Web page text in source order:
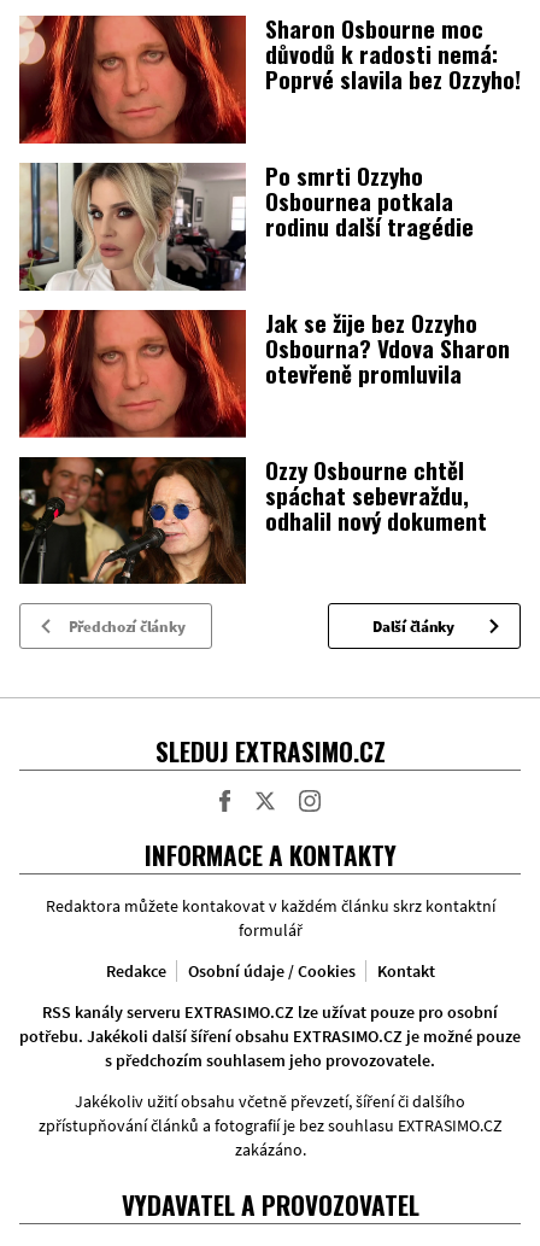
Sharon Osbourne moc
důvodů k radosti nemá:
Poprvé slavila bez Ozzyho!
Po smrti Ozzyho
Osbournea potkala
rodinu další tragédie
Jak se žije bez Ozzyho
Osbourna? Vdova Sharon
otevřeně promluvila
Ozzy Osbourne chtěl
spáchat sebevraždu,
odhalil nový dokument
Předchozí články Další články
SLEDUJ EXTRASIMO.CZ
INFORMACE A KONTAKTY
Redaktora můžete kontakovat v každém článku skrz kontaktní
formulář
Redakce
Osobní údaje / Cookies
Kontakt
RSS kanály serveru EXTRASIMO.CZ lze užívat pouze pro osobní
potřebu. Jakékoli další šíření obsahu EXTRASIMO.CZ je možné pouze
s předchozím souhlasem jeho provozovatele.
Jakékoliv užití obsahu včetně převzetí, šíření či dalšího
zpřístupňování článků a fotografií je bez souhlasu EXTRASIMO.CZ
zakázáno.
VYDAVATEL A PROVOZOVATEL